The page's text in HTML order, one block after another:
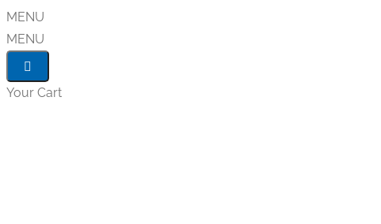
MENU
MENU
Your Cart